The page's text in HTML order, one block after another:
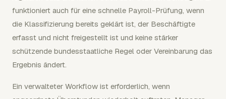
funktioniert auch für eine schnelle Payroll-Prüfung, wenn
die Klassifizierung bereits geklärt ist, der Beschäftigte
erfasst und nicht freigestellt ist und keine stärker
schützende bundesstaatliche Regel oder Vereinbarung das
Ergebnis ändert.
Ein verwalteter Workflow ist erforderlich, wenn